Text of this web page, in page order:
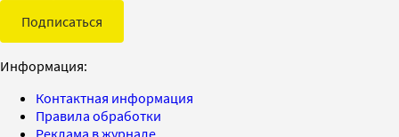
Подписаться
Информация:
Контактная информация
Правила обработки
Реклама в журнале